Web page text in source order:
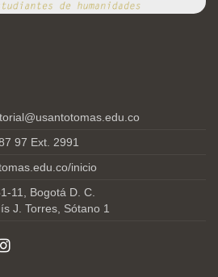
97 Ext. 2991
inicio
11, Bogotá D. C.
J. Torres, Sótano 1